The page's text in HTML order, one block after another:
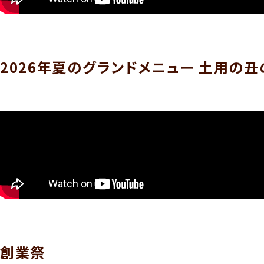
2026年夏のグランドメニュー 土用の丑
創業祭